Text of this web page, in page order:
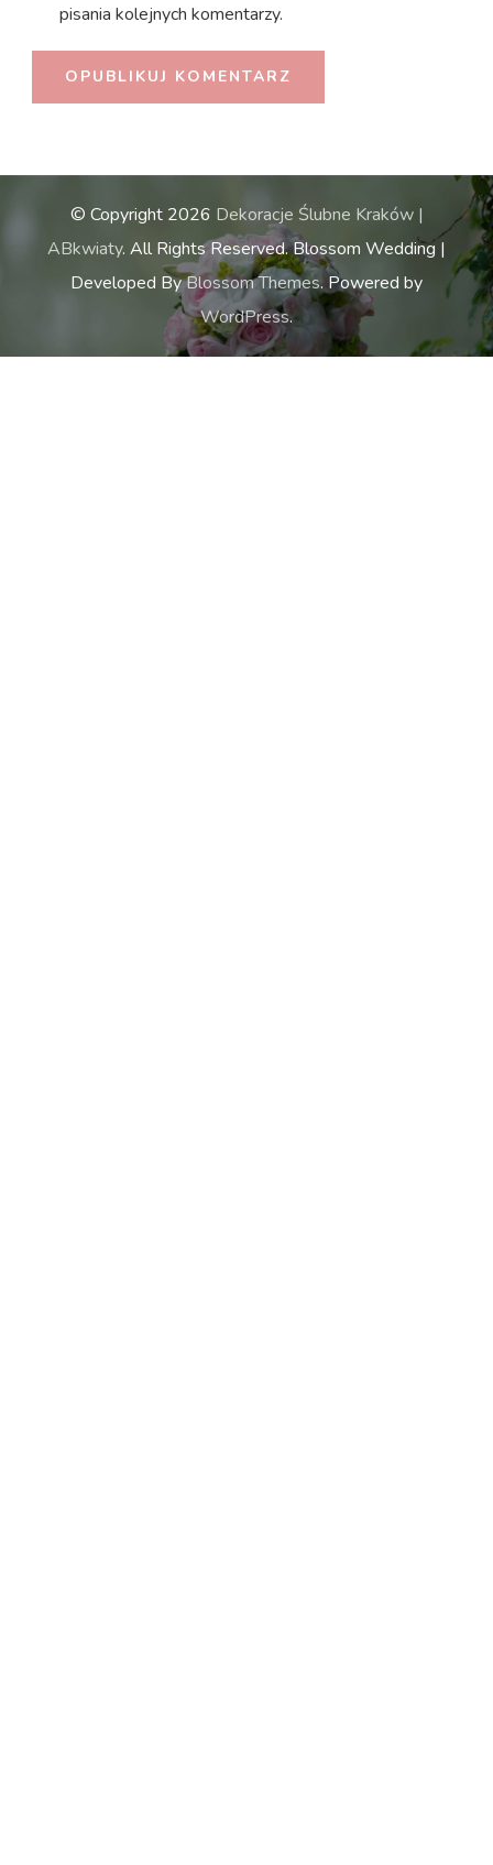
pisania kolejnych komentarzy.
© Copyright 2026 Dekoracje Ślubne Kraków |
ABkwiaty. All Rights Reserved.Blossom Wedding |
Developed ByBlossom Themes. Powered by
WordPress.